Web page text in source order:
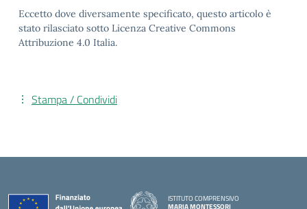
Eccetto dove diversamente specificato, questo articolo è
stato rilasciato sotto Licenza Creative Commons
Attribuzione 4.0 Italia.
Stampa / Condividi
ISTITUTO COMPRENSIVO
MARIA MONTESSORI